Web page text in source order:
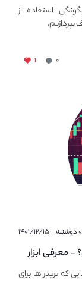
استفاده از
بپردازیم.
۰ ۱
۱۵
برای تحلیل تکنیکال باید چه چیز هایی را بدانیم؟ - معرفی ابزار
که تریدر ها برای